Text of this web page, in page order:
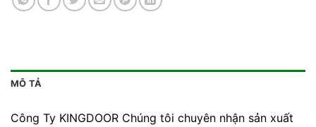
MÔ TẢ
Công Ty KINGDOOR Chúng tôi chuyên nhận sản xuất